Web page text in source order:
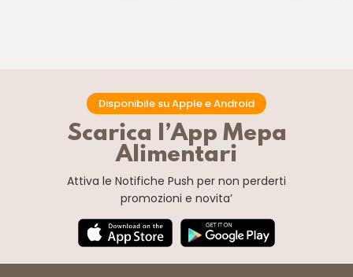
Disponibile su Apple e Android
Scarica l’App Mepa
Alimentari
Attiva le Notifiche Push per non perderti
promozioni e novita’